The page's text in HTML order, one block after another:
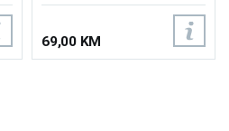
69,00 KM